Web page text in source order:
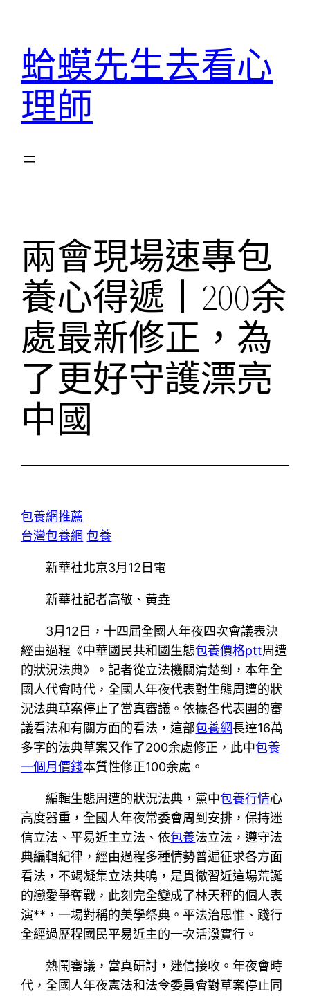
蛤蟆先生去看心
理師
兩會現場速專包
養心得遞丨200余
處最新修正，為
了更好守護漂亮
中國
包養網推薦
台灣包養網 包養
新華社北京3月12日電
新華社記者高敬、黃垚
3月12日，十四屆全國人年夜四次會議表決
經由過程《中華國民共和國生態包養價格ptt周遭
的狀況法典》。記者從立法機關清楚到，本年全
國人代會時代，全國人年夜代表對生態周遭的狀
況法典草案停止了當真審議。依據各代表團的審
議看法和有關方面的看法，這部包養網長達16萬
多字的法典草案又作了200余處修正，此中包養
一個月價錢本質性修正100余處。
編輯生態周遭的狀況法典，黨中包養行情心
高度器重，全國人年夜常委會周到安排，保持迷
信立法、平易近主立法、依包養法立法，遵守法
典編輯紀律，經由過程多種情勢普遍征求各方面
看法，不竭凝集立法共鳴，是貫徹習近這場荒誕
的戀愛爭奪戰，此刻完全變成了林天秤的個人表
演**，一場對稱的美學祭典。平法治思惟、踐行
全經過歷程國民平易近主的一次活潑實行。
熱鬧審議，當真研討，迷信接收。年夜會時
代，全國人年夜憲法和法令委員會對草案停止同